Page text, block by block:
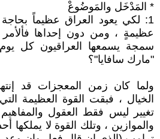
* المَدْخَل والمَوضُوعْ
1: لكي يعود العراق عظيماً
عظيمةٍ ، ومن دون إحداها
سمجة يسمعها العراقيون كل يوم
"مارك سافايا"؟
ولما كان زمن المعجزات قد
الخيال ، فبقت القوة العظيمة
تغيير ليس فقط العقول
والموازين ، وتلك القوة لا يملكها